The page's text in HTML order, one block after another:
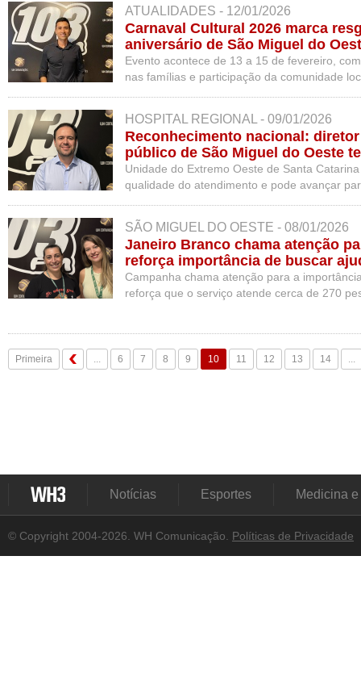
ATUALIDADES - 12/01/2026
Carnaval Cultural 2026 marca
aniversário de São Miguel do
Evento acontece de 13 a 15 de fevereiro,
nas famílias e participação da comunidade
HOSPITAL REGIONAL - 09/01/2026
Reconhecimento nacional:
público de São Miguel do Oeste
comparável a grandes centros
Unidade do Extremo Oeste de Santa
qualidade do atendimento e pode avançar
SÃO MIGUEL DO OESTE - 08/01/2026
Janeiro Branco chama atenção
reforça importância de buscar
Oeste
Campanha chama atenção para a
reforça que o serviço atende cerca de 270
Primeira ... 6 7 8 9 10 11 12 13 14 ...
Notícias Esportes Medicina
© Copyright 2004-2026. WH Comunicação. Políticas de Privacidade